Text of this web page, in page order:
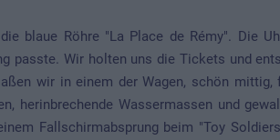
blaue Röhre "La Place de Rémy". Die
passte. Wir holten uns die Tickets und
wir in einem der Wagen, schön
herinbrechende Wassermassen und
Fallschirmabsprung beim "Toy